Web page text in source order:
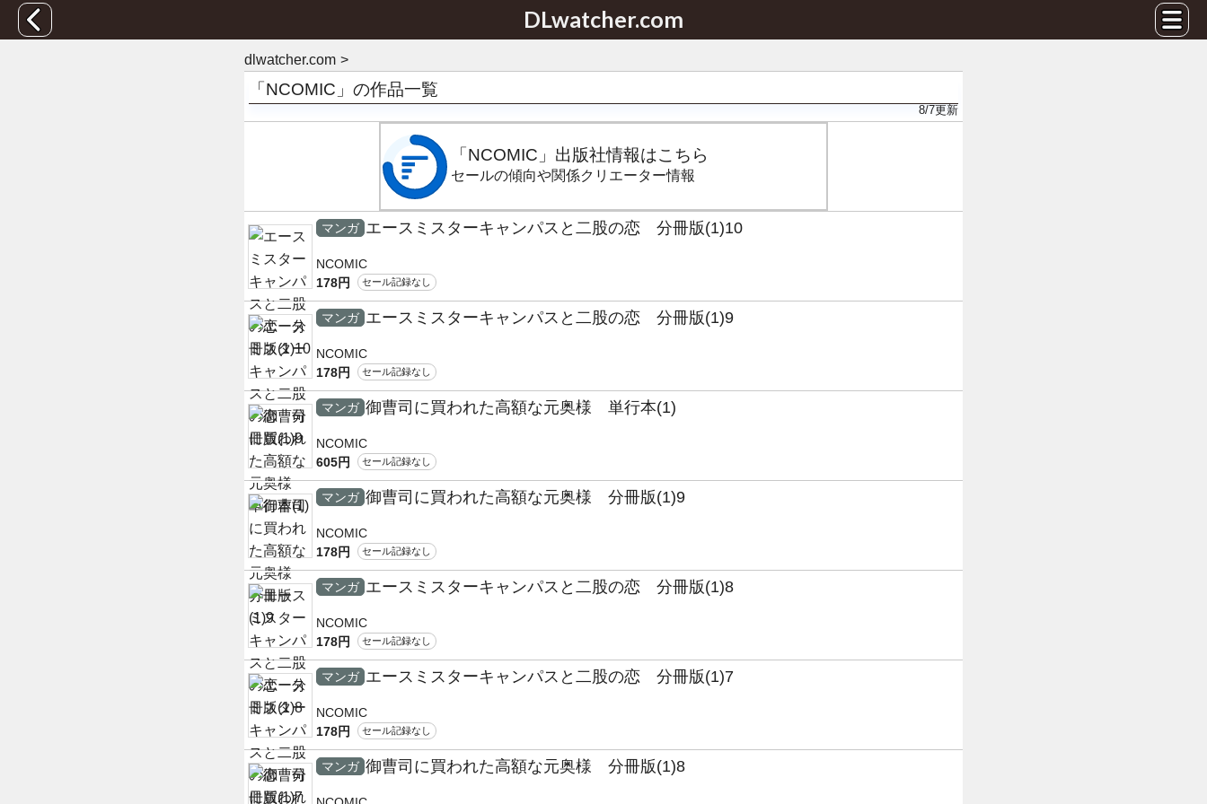
DLwatcher.com
dlwatcher.com
「NCOMIC」の作品一覧
8/7更新
「NCOMIC」出版社情報はこちら
セールの傾向や関係クリエーター情報
マンガ エースミスターキャンパスと二股の恋 分冊版(1)10
NCOMIC
178円
セール記録なし
マンガ エースミスターキャンパスと二股の恋 分冊版(1)9
NCOMIC
178円
セール記録なし
マンガ 御曹司に買われた高額な元奥様 単行本(1)
NCOMIC
605円
セール記録なし
マンガ 御曹司に買われた高額な元奥様 分冊版(1)9
NCOMIC
178円
セール記録なし
マンガ エースミスターキャンパスと二股の恋 分冊版(1)8
NCOMIC
178円
セール記録なし
マンガ エースミスターキャンパスと二股の恋 分冊版(1)7
NCOMIC
178円
セール記録なし
マンガ 御曹司に買われた高額な元奥様 分冊版(1)8